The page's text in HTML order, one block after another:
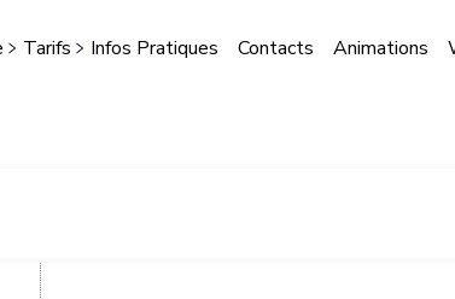
Tarifs Infos Pratiques Contacts Animations